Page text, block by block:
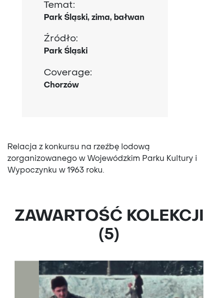
Relacja z konkursu na rzeźbę lodową
zorganizowanego w Wojewódzkim Parku Kultury i
Wypoczynku w 1963 roku.
ZAWARTOŚĆ KOLEKCJI
(5)
Temat:
Park Śląski, zima, bałwan
Źródło:
Park Śląski
Coverage:
Chorzów